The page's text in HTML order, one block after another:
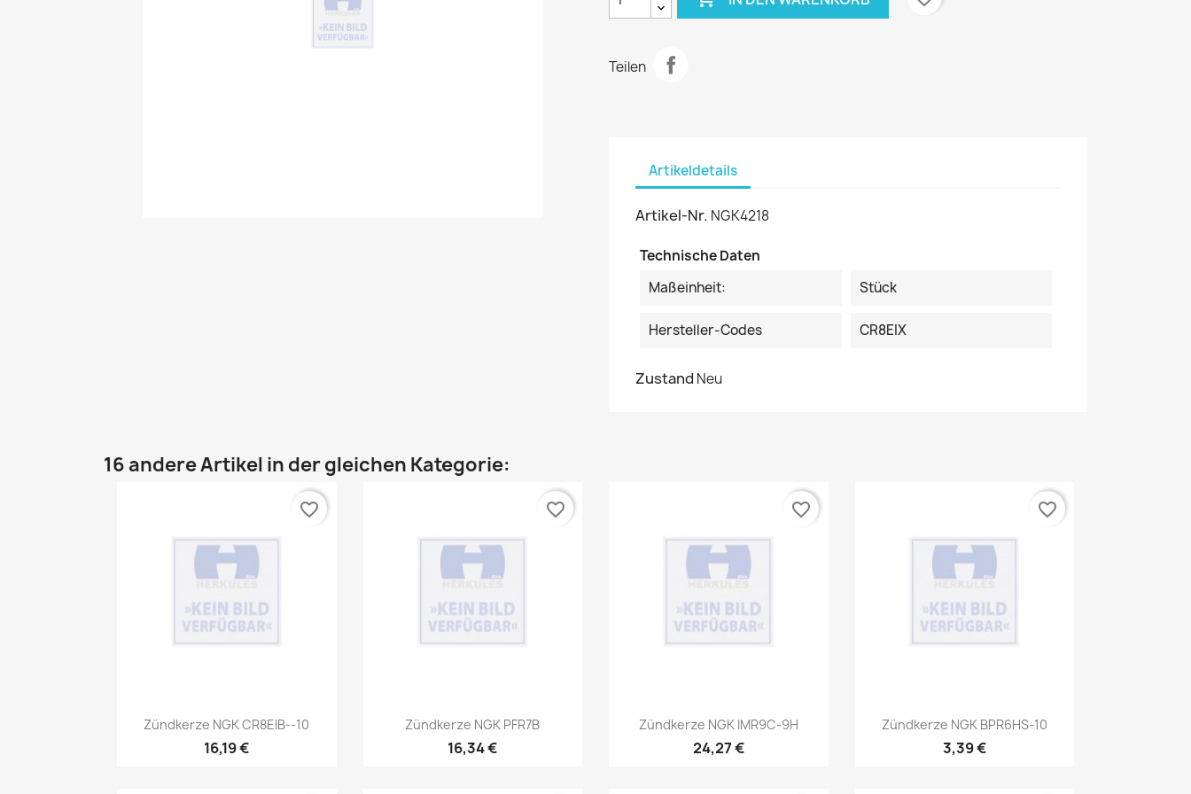
Teilen
Artikeldetails
Artikel-Nr. NGK4218
Technische Daten
Maßeinheit:
Stück
Hersteller-Codes CR8EIX
Zustand Neu
16 andere Artikel in der gleichen Kategorie:
Vorschau
Zündkerze NGK CR8EIB--10
16,19 €
favorite_border
Vorschau
Zündkerze NGK PFR7B
16,34 €
favorite_border
Vorschau
Zündkerze NGK IMR9C-9H
24,27 €
favorite_border
Vorschau
Zündkerze NGK BPR6HS-10
3,39 €
favorite_border